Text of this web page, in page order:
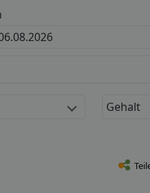
Gehalt